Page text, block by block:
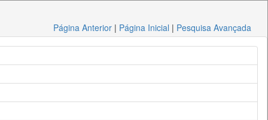
Página Anterior | Página Inicial | Pesquisa Avançada